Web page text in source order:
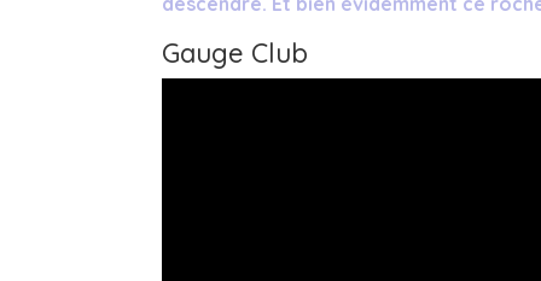
Gauge Club